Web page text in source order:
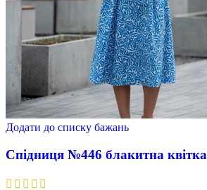
Додати до списку бажань
Спідниця №446 блакитна квітка